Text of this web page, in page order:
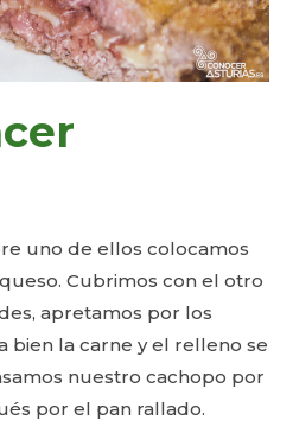
uno de ellos colocamos
Cubrimos con el otro
apretamos por los
bien la carne y el relleno se
nuestro cachopo por
por el pan rallado.